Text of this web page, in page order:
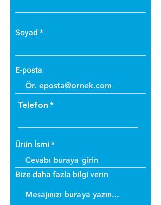
• B1 sınıfı alev yürütmez tiptedir.
• Dayanıklıdır.
• İç ve dış cephede
uygulanabilir.
• Üzerine boya yapılabilir.
Soyad
E-posta
Telefon
Ürün İsmi
Bize daha fazla bilgi verin